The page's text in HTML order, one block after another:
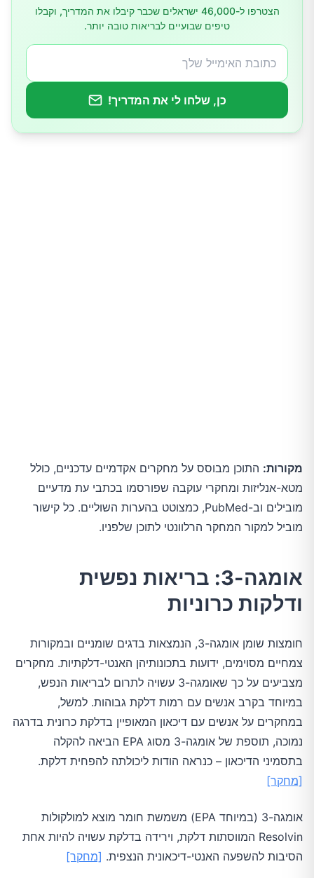
הצטרפו ל-46,000 ישראלים שכבר קיבלו את המדריך, וקבלו
טיפים שבועיים לבריאות טובה יותר.
כן, שלחו לי את המדריך!
מקורות: התוכן מבוסס על מחקרים אקדמיים עדכניים, כולל
מטא-אנליזות ומחקרי עוקבה שפורסמו בכתבי עת מדעיים
מובילים וב-PubMed, כמצוטט בהערות השוליים. כל קישור
מוביל למקור המחקר הרלוונטי לתוכן שלפניו.
אומגה-3: בריאות נפשית
ודלקות כרוניות
חומצות שומן אומגה-3, הנמצאות בדגים שומניים ובמקורות
צמחיים מסוימים, ידועות בתכונותיהן האנטי-דלקתיות. מחקרים
מצביעים על כך שאומגה-3 עשויה לתרום לבריאות הנפש,
במיוחד בקרב אנשים עם רמות דלקת גבוהות. למשל,
במחקרים על אנשים עם דיכאון המאופיין בדלקת כרונית בדרגה
נמוכה, תוספת של אומגה-3 מסוג EPA הביאה להקלה
בתסמיני הדיכאון – כנראה הודות ליכולתה להפחית דלקת.
[מחקר]
אומגה-3 (במיוחד EPA) משמשת חומר מוצא למולקולות
Resolvin המווסתות דלקת, וירידה בדלקת עשויה להיות אחת
הסיבות להשפעה האנטי-דיכאונית הנצפית. [מחקר]